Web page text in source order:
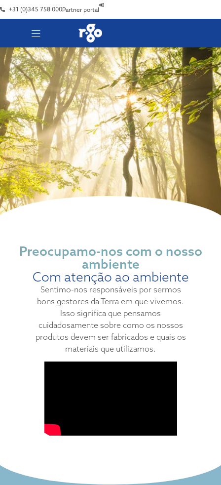
+31 (0)345 758 000Partner portal
Preocupamo-nos com o nosso
ambiente
Com atenção ao ambiente
Sentimo-nos responsáveis por sermos
bons gestores da Terra em que vivemos.
Isso significa que pensamos
cuidadosamente sobre como os nossos
produtos devem ser fabricados e quais os
materiais que utilizamos.